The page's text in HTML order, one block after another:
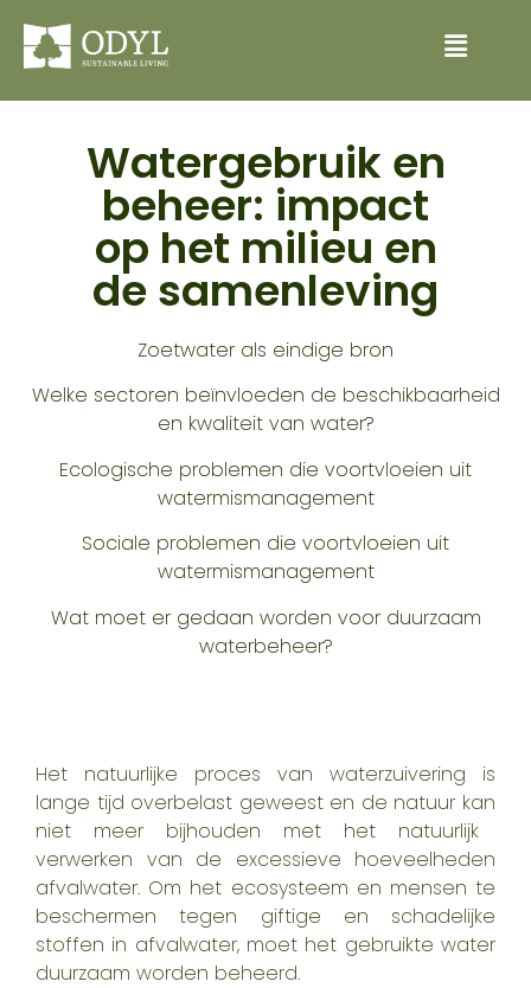
Watergebruik en
beheer: impact
op het milieu en
de samenleving
Zoetwater als eindige bron
Welke sectoren beïnvloeden de beschikbaarheid
en kwaliteit van water?
Ecologische problemen die voortvloeien uit
watermismanagement
Sociale problemen die voortvloeien uit
watermismanagement
Wat moet er gedaan worden voor duurzaam
waterbeheer?
Het natuurlijke proces van waterzuivering is
lange tijd overbelast geweest en de natuur kan
niet meer bijhouden met het natuurlijk
verwerken van de excessieve hoeveelheden
afvalwater. Om het ecosysteem en mensen te
beschermen tegen giftige en schadelijke
stoffen in afvalwater, moet het gebruikte water
duurzaam worden beheerd.